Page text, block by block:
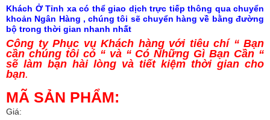
Khách Ở Tỉnh xa có thể giao dịch trực tiếp thông qua chuyển
khoản Ngân Hàng , chúng tôi sẽ chuyển hàng về bằng đường
bộ trong thời gian nhanh nhất
Công ty Phục vụ Khách hàng với tiêu chí “ Bạn
cần chúng tôi có “ và “ Có Những Gì Bạn Cần “
sẽ làm bạn hài lòng và tiết kiệm thời gian cho
bạn.
MÃ SẢN PHẨM:
Giá: